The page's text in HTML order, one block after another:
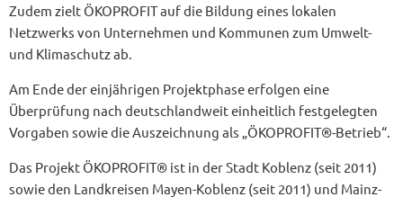
Zudem zielt ÖKOPROFIT auf die Bildung eines lokalen
Netzwerks von Unternehmen und Kommunen zum Umwelt-
und Klimaschutz ab.
Am Ende der einjährigen Projektphase erfolgen eine
Überprüfung nach deutschlandweit einheitlich festgelegten
Vorgaben sowie die Auszeichnung als „ÖKOPROFIT®-Betrieb“.
Das Projekt ÖKOPROFIT® ist in der Stadt Koblenz (seit 2011)
sowie den Landkreisen Mayen-Koblenz (seit 2011) und Mainz-